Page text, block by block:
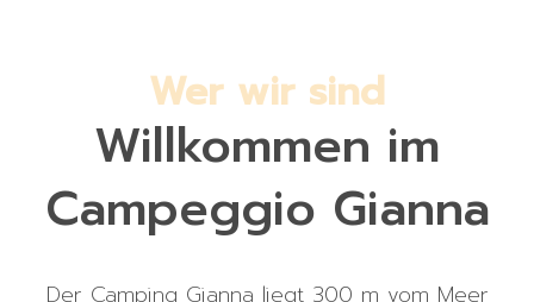
Wer wir sind
Willkommen im
Campeggio Gianna
Der Camping Gianna liegt 300 m vom Meer